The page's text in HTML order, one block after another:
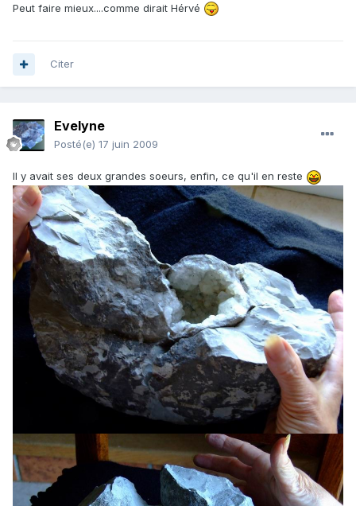
Peut faire mieux....comme dirait Hérvé
Citer
Evelyne
Posté(e) 17 juin 2009
Il y avait ses deux grandes soeurs, enfin, ce qu'il en reste